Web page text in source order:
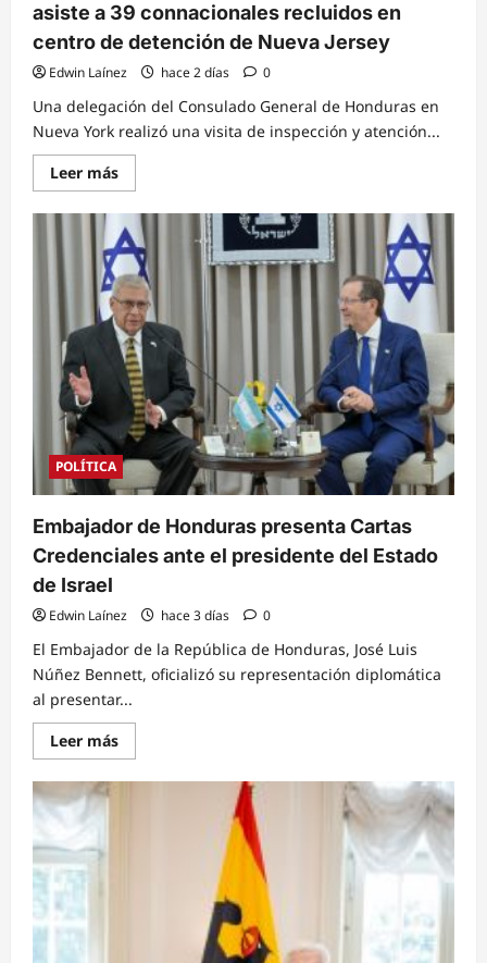
asiste a 39 connacionales recluidos en
centro de detención de Nueva Jersey
Edwin Laínez hace 2 días 0
Una delegación del Consulado General de Honduras en
Nueva York realizó una visita de inspección y atención...
Leer másRead
more
Consulado
de
Honduras
en
Nueva
York
asiste
a
39
connacionales
recluidos
en
centro
de
detención
de
Nueva
Jersey
POLÍTICA
Embajador de Honduras presenta Cartas
Credenciales ante el presidente del Estado
de Israel
Edwin Laínez hace 3 días 0
El Embajador de la República de Honduras, José Luis
Núñez Bennett, oficializó su representación diplomática
al presentar...
Leer másRead
more
Embajador